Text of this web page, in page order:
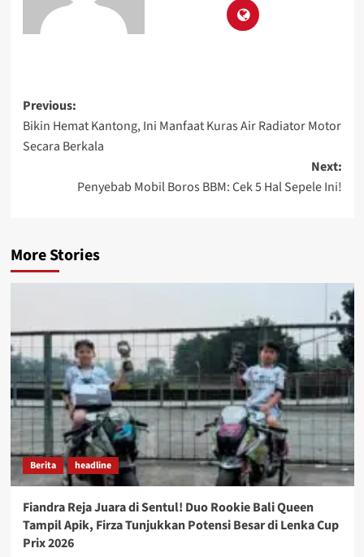
Previous:
Bikin Hemat Kantong, Ini Manfaat Kuras Air Radiator Motor
Secara Berkala
Next:
Penyebab Mobil Boros BBM: Cek 5 Hal Sepele Ini!
More Stories
Berita headline
Fiandra Reja Juara di Sentul! Duo Rookie Bali Queen
Tampil Apik, Firza Tunjukkan Potensi Besar di Lenka Cup
Prix 2026